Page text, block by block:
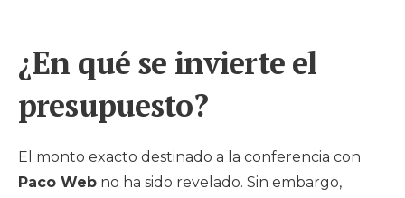
¿En qué se invierte el
presupuesto?
El monto exacto destinado a la conferencia con
Paco Web no ha sido revelado. Sin embargo,